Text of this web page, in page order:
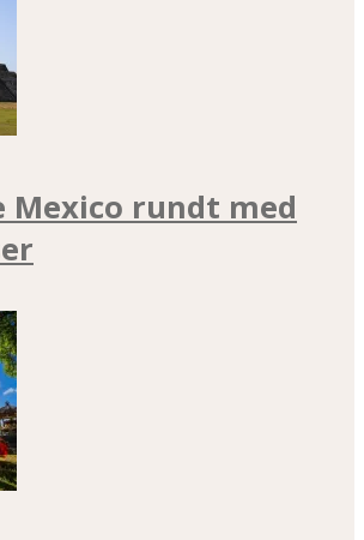
Mexico rundt med